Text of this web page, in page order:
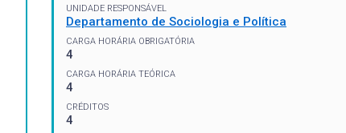
UNIDADE RESPONSÁVEL
Departamento de Sociologia e Política
CARGA HORÁRIA OBRIGATÓRIA
4
CARGA HORÁRIA TEÓRICA
4
CRÉDITOS
4